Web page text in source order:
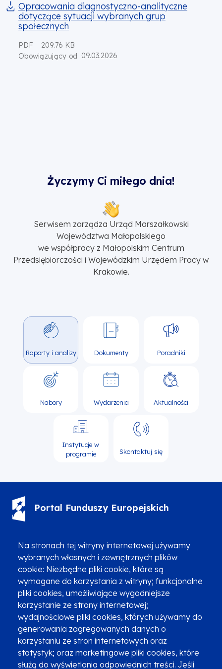
Na stronach tej witryny internetowej używamy
wybranych własnych i zewnętrznych plików
cookie: Niezbędne pliki cookie, które są
wymagane do korzystania z witryny; funkcjonalne
pliki cookies, umożliwiające wygodniejsze
korzystanie ze strony internetowej;
wydajnościowe pliki cookies, których używamy do
generowania zagregowanych danych o
korzystaniu ze stron internetowych oraz
statystyk; oraz marketingowe pliki cookies, które
służą do wyświetlania odpowiednich treści. Jeśli
Opracowania diagnostyczno-analityczne
dotyczące sytuacji wybranych grup
społecznych
PDF
209.76 KB
Obowiązujący od 09.03.2026
Życzymy Ci miłego dnia!
Serwisem zarządza Urząd Marszałkowski
Województwa Małopolskiego
we współpracy z Małopolskim Centrum
Przedsiębiorczości i Wojewódzkim Urzędem Pracy w
Krakowie.
Raporty i analizy Dokumenty Poradniki
Nabory Wydarzenia Aktualności
Instytucje w
programie
Skontaktuj się
Portal Funduszy Europejskich
Zgłoszenia podejrzenia niezgodności z KPP i KPON
Newsletter
Fundusze SMS-em
Najczęściej zadawane pytania
Promocja projektu